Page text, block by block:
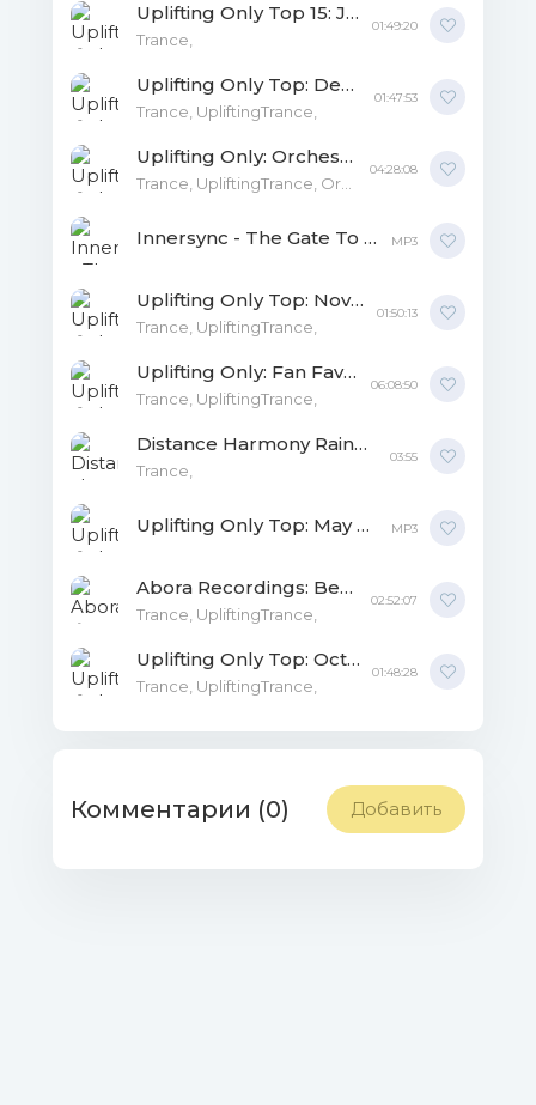
Uplifting Only Top 15: June 2019 MP3
Trance,
01:49:20
Uplifting Only Top: December MP3
Trance, UpliftingTrance,
01:47:53
Uplifting Only: Orchestral Trance Year Mix 2019 [Mixed by Ori Uplift] MP3
04:28:08
Innersync - The Gate To The Shire MP3 MP3
Uplifting Only Top: November MP3
Trance, UpliftingTrance,
01:50:13
Uplifting Only: Fan Favorites 2018-2019 [Mixed by Ori Uplift] MP3
Trance, UpliftingTrance,
06:08:50
Distance Harmony Rainbowland MP3
Trance,
03:55
Uplifting Only Top: May MP3 MP3
Abora Recordings: Best Of 2019 [Mixed by Ori Uplift] MP3
Trance, UpliftingTrance,
02:52:07
Uplifting Only Top: October MP3
Trance, UpliftingTrance,
01:48:28
Комментарии (0) Добавить